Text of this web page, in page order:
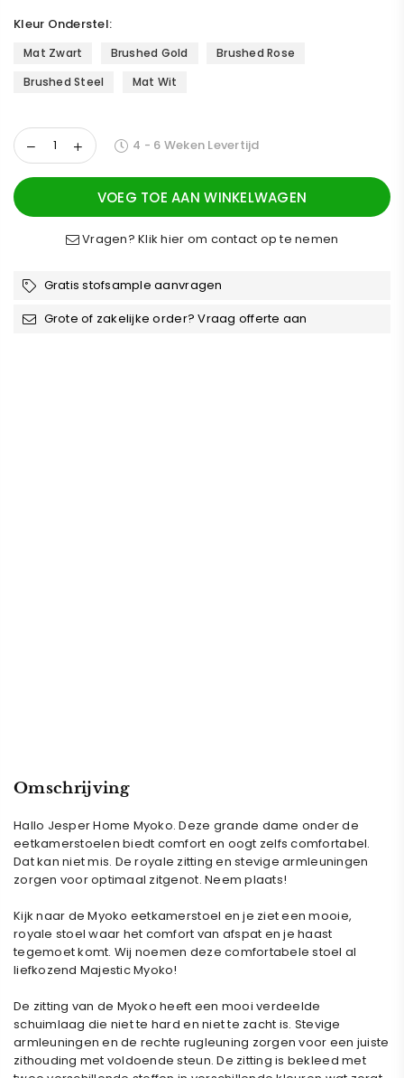
¡
Kleur Onderstel:
Mat Zwart Brushed Gold
Brushed Rose
Brushed Steel
Mat Wit
4 - 6 Weken Levertijd
VOEG TOE AAN WINKELWAGEN
Vragen? Klik hier om contact op te nemen
Gratis stofsample aanvragen
Grote of zakelijke order? Vraag offerte aan
Omschrijving
Hallo Jesper Home Myoko. Deze grande dame onder de
eetkamerstoelen biedt comfort en oogt zelfs comfortabel.
Dat kan niet mis. De royale zitting en stevige armleuningen
zorgen voor optimaal zitgenot. Neem plaats!
Kijk naar de Myoko eetkamerstoel en je ziet een mooie,
royale stoel waar het comfort van afspat en je haast
tegemoet komt. Wij noemen deze comfortabele stoel al
liefkozend Majestic Myoko!
De zitting van de Myoko heeft een mooi verdeelde
schuimlaag die niet te hard en niet te zacht is. Stevige
armleuningen en de rechte rugleuning zorgen voor een juiste
zithouding met voldoende steun. De zitting is bekleed met